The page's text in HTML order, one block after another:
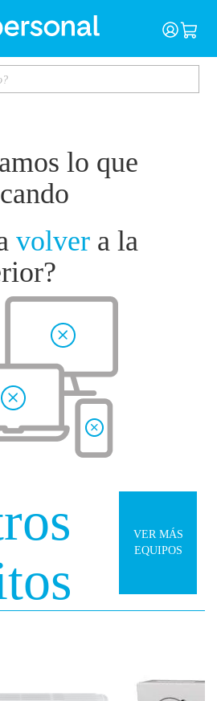
lo que
volver a la
VER MÁS
EQUIPOS